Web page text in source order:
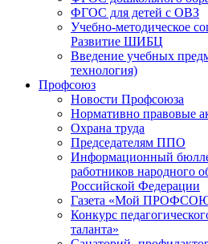
ФГОС для детей с ОВЗ
Учебно-методическое
Развитие ШИБЦ
Введение учебных
технология)
Профсоюз
Новости Профсоюза
Нормативно правовые
Охрана труда
Председателям ППО
Информационный
работников народного
Российской Федерации
Газета «Мой
Конкурс
таланта»